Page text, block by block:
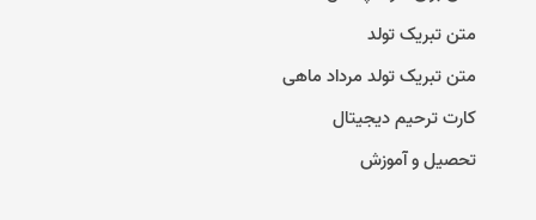
متن تبریک تولد
متن تبریک تولد مرداد ماهی
کارت ترحیم دیجیتال
تحصیل و آموزش